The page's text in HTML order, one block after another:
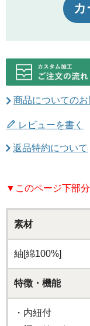
カ
商品についての
レビューを書く
返品特約について
▼このページ下部
素材
紬[綿100%]
特徴・機能
・内紐付